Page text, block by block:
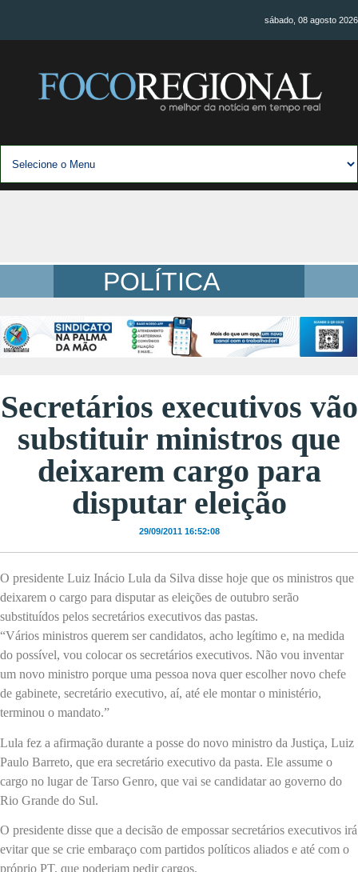
sábado, 08 agosto 2026
POLÍTICA
Secretários executivos vão
substituir ministros que
deixarem cargo para
disputar eleição
29/09/2011 16:52:08
O presidente Luiz Inácio Lula da Silva disse hoje que os ministros que
deixarem o cargo para disputar as eleições de outubro serão
substituídos pelos secretários executivos das pastas.
“Vários ministros querem ser candidatos, acho legítimo e, na medida
do possível, vou colocar os secretários executivos. Não vou inventar
um novo ministro porque uma pessoa nova quer escolher novo chefe
de gabinete, secretário executivo, aí, até ele montar o ministério,
terminou o mandato.”
Lula fez a afirmação durante a posse do novo ministro da Justiça, Luiz
Paulo Barreto, que era secretário executivo da pasta. Ele assume o
cargo no lugar de Tarso Genro, que vai se candidatar ao governo do
Rio Grande do Sul.
O presidente disse que a decisão de empossar secretários executivos irá
evitar que se crie embaraço com partidos políticos aliados e até com o
próprio PT, que poderiam pedir cargos.